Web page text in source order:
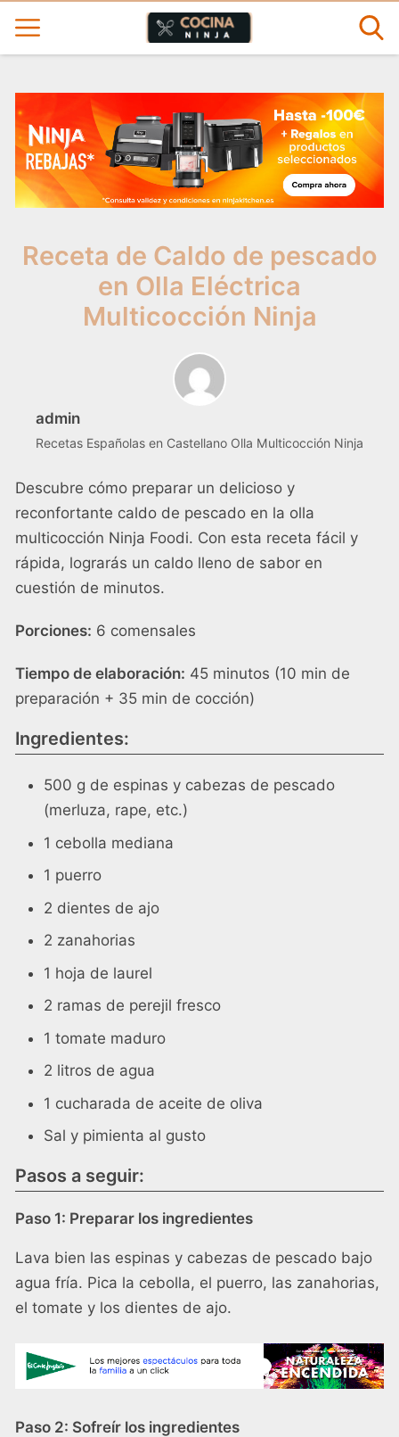
Receta de Caldo de pescado
en Olla Eléctrica
Multicocción Ninja
admin
Recetas Españolas en Castellano Olla Multicocción Ninja
Descubre cómo preparar un delicioso y
reconfortante caldo de pescado en la olla
multicocción Ninja Foodi. Con esta receta fácil y
rápida, lograrás un caldo lleno de sabor en
cuestión de minutos.
Porciones: 6 comensales
Tiempo de elaboración: 45 minutos (10 min de
preparación + 35 min de cocción)
Ingredientes:
500 g de espinas y cabezas de pescado
(merluza, rape, etc.)
1 cebolla mediana
1 puerro
2 dientes de ajo
2 zanahorias
1 hoja de laurel
2 ramas de perejil fresco
1 tomate maduro
2 litros de agua
1 cucharada de aceite de oliva
Sal y pimienta al gusto
Pasos a seguir:
Paso 1: Preparar los ingredientes
Lava bien las espinas y cabezas de pescado bajo
agua fría. Pica la cebolla, el puerro, las zanahorias,
el tomate y los dientes de ajo.
Paso 2: Sofreír los ingredientes